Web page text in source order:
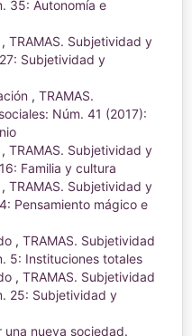
35: Autonomía e
, TRAMAS. Subjetividad y
Subjetividad y
, TRAMAS.
Núm. 41 (2017):
, TRAMAS. Subjetividad y
Familia y cultura
, TRAMAS. Subjetividad y
Pensamiento mágico e
, TRAMAS. Subjetividad
5: Instituciones totales
, TRAMAS. Subjetividad
25: Subjetividad y
una nueva sociedad.